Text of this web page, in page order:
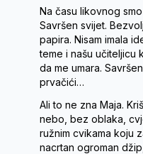
Na času likovnog
Savršen svijet.
papira. Nisam imala
teme i našu učiteljicu
da me umara.
prvačići…
Ali to ne zna Maja.
nebo, bez oblaka,
ružnim cvikama koju
nacrtan ogroman